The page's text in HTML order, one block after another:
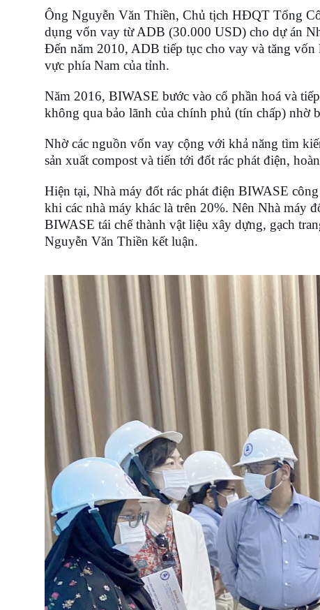
Ông Nguyễn Văn Thiền, Chủ tịch HĐQT Tổng
dụng vốn vay từ ADB (30.000 USD) cho dự án
Đến năm 2010, ADB tiếp tục cho vay và tăng
vực phía Nam của tỉnh.
Năm 2016, BIWASE bước vào cổ phần hoá và
không qua bảo lãnh của chính phủ (tín chấp) nhờ
Nhờ các nguồn vốn vay cộng với khả năng tìm
sản xuất compost và tiến tới đốt rác phát điện,
Hiện tại, Nhà máy đốt rác phát điện BIWASE
khi các nhà máy khác là trên 20%. Nên Nhà máy
BIWASE tái chế thành vật liệu xây dựng, gạch
Nguyễn Văn Thiền kết luận.